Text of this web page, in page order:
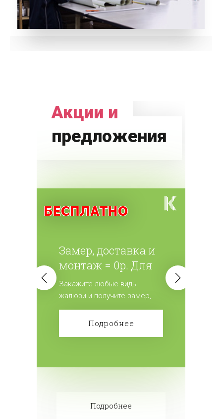
Акции и
предложения
Замер, доставка и
монтаж = 0р. Для
всех жалюзи.
Закажите любые виды
жалюзи и получите замер,
доставку и монтаж
бесплатно! Сделайте заказ!
Подробнее
Подробнее